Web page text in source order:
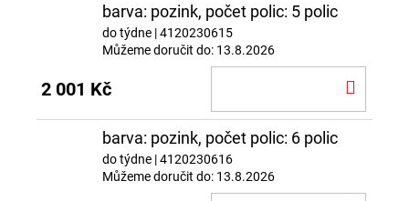
barva: pozink, počet polic: 5 polic
do týdne | 4120230615
Můžeme doručit do: 13.8.2026
2 001 Kč
barva: pozink, počet polic: 6 polic
do týdne | 4120230616
Můžeme doručit do: 13.8.2026